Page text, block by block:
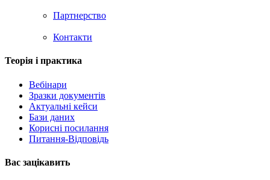
Партнерство
Контакти
Теорія i практика
Вебінари
Зразки документів
Актуальні кейси
Бази даних
Корисні посилання
Питання-Відповідь
Вас зацiкавить